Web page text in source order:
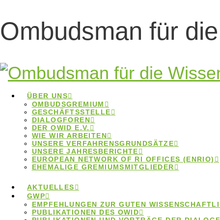
Ombudsman für
ÜBER UNS
OMBUDSGREMIUM
GESCHÄFTSSTELLE
DIALOGFOREN
DER OWID E.V.
WIE WIR ARBEITEN
UNSERE VERFAHRENSGRUNDSÄTZE
UNSERE JAHRESBERICHTE
EUROPEAN NETWORK OF RI OFFICES (ENRIO)
EHEMALIGE GREMIUMSMITGLIEDER
AKTUELLES
GWP
EMPFEHLUNGEN ZUR GUTEN
PUBLIKATIONEN DES OWID
Lokale